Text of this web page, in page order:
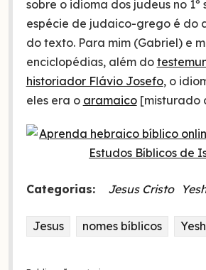
sobre o idioma dos judeus no 1º
espécie de judaico-grego é do
do texto. Para mim (Gabriel) e
enciclopédias, além do
historiador Flávio Josefo, o
eles era o aramaico[misturado
Categorias: Jesus Cristo
Jesus nomes bíblicos